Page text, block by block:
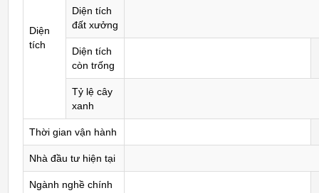
Diện
tích
Diện tích
đất xưởng
Diện tích
còn trống
Tỷ lệ cây
xanh
Thời gian vận hành
Nhà đầu tư hiện tại
Ngành nghề chính